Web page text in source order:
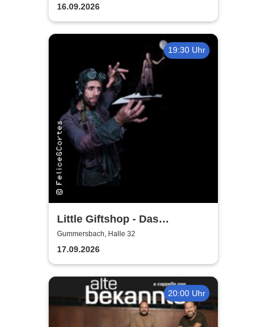
Neuss
16.09.2026
19:30 Uhr
Little Giftshop - Das
zauberhafte Antiquariat der
Geschichten
Gummersbach, Halle 32
17.09.2026
20:00 Uhr